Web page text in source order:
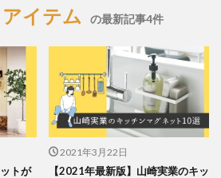
イテム の最新記事4件
トが
2021年3月22日
【2021年最新版】山崎実業のキッ